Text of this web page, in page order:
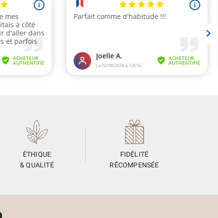
ÉTHIQUE
& QUALITÉ
FIDÉLITÉ
RÉCOMPENSÉE